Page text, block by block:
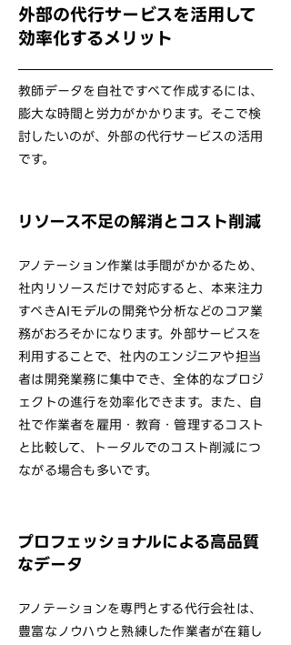
外部の代行サービスを活用して
効率化するメリット
教師データを自社ですべて作成するには、
膨大な時間と労力がかかります。そこで検
討したいのが、外部の代行サービスの活用
です。
リソース不足の解消とコスト削減
アノテーション作業は手間がかかるため、
社内リソースだけで対応すると、本来注力
すべきAIモデルの開発や分析などのコア業
務がおろそかになります。外部サービスを
利用することで、社内のエンジニアや担当
者は開発業務に集中でき、全体的なプロジ
ェクトの進行を効率化できます。また、自
社で作業者を雇用・教育・管理するコスト
と比較して、トータルでのコスト削減につ
ながる場合も多いです。
プロフェッショナルによる高品質
なデータ
アノテーションを専門とする代行会社は、
豊富なノウハウと熟練した作業者が在籍し